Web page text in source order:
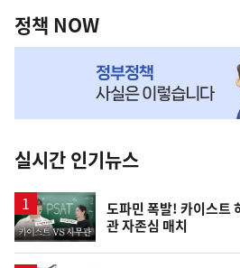
책
NOW,
뉴
스
정책 NOW
실시간 인기뉴스
영
상
도파민 폭발! 카이스트
관 자존심 매치